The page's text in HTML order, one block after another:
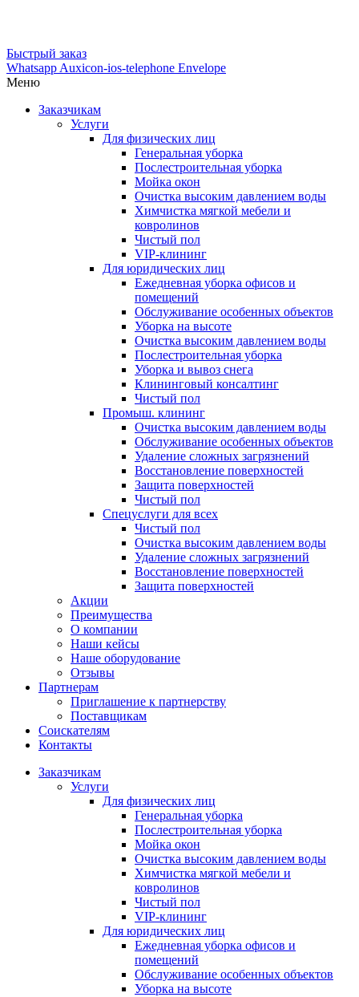
Быстрый заказ
Whatsapp Auxicon-ios-telephone Envelope
Меню
Заказчикам
Услуги
Для физических лиц
Генеральная уборка
Послестроительная уборка
Мойка окон
Очистка высоким давлением воды
Химчистка мягкой мебели и
ковролинов
Чистый пол
VIP-клининг
Для юридических лиц
Ежедневная уборка офисов и
помещений
Обслуживание особенных объектов
Уборка на высоте
Очистка высоким давлением воды
Послестроительная уборка
Уборка и вывоз снега
Клининговый консалтинг
Чистый пол
Промыш. клининг
Очистка высоким давлением воды
Обслуживание особенных объектов
Удаление сложных загрязнений
Восстановление поверхностей
Защита поверхностей
Чистый пол
Спецуслуги для всех
Чистый пол
Очистка высоким давлением воды
Удаление сложных загрязнений
Восстановление поверхностей
Защита поверхностей
Акции
Преимущества
О компании
Наши кейсы
Наше оборудование
Отзывы
Партнерам
Приглашение к партнерству
Поставщикам
Соискателям
Контакты
Заказчикам
Услуги
Для физических лиц
Генеральная уборка
Послестроительная уборка
Мойка окон
Очистка высоким давлением воды
Химчистка мягкой мебели и
ковролинов
Чистый пол
VIP-клининг
Для юридических лиц
Ежедневная уборка офисов и
помещений
Обслуживание особенных объектов
Уборка на высоте